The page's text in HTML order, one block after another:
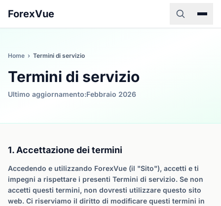
ForexVue
Home › Termini di servizio
Termini di servizio
Ultimo aggiornamento:Febbraio 2026
1. Accettazione dei termini
Accedendo e utilizzando ForexVue (il "Sito"), accetti e ti
impegni a rispettare i presenti Termini di servizio. Se non
accetti questi termini, non dovresti utilizzare questo sito
web. Ci riserviamo il diritto di modificare questi termini in